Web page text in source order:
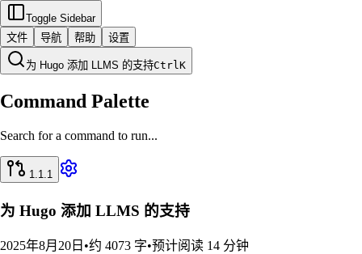
Toggle Sidebar
文件
导航 帮助 设置
为 Hugo 添加 LLMS 的支持CtrlK
Command Palette
Search for a command to run...
1.1.1
为 Hugo 添加 LLMS 的支持
2025年8月20日 •约 4073 字•预计阅读 14 分钟